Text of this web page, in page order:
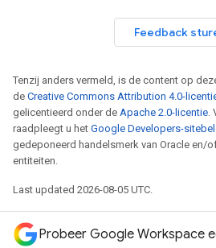
Feedback
Tenzij anders vermeld, is de content op
de Creative Commons Attribution 4.0-
gelicentieerd onder de Apache 2.0-licentie.
raadpleegt u het Google Developers-
gedeponeerd handelsmerk van Oracle en/
entiteiten.
Last updated 2026-08-05 UTC.
Probeer Google Workspace